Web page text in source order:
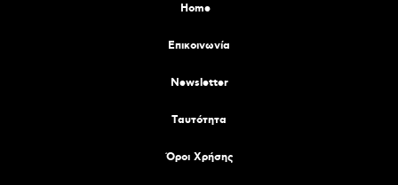
Home
Επικοινωνία
Newsletter
Tαυτότητα
Όροι Χρήσης